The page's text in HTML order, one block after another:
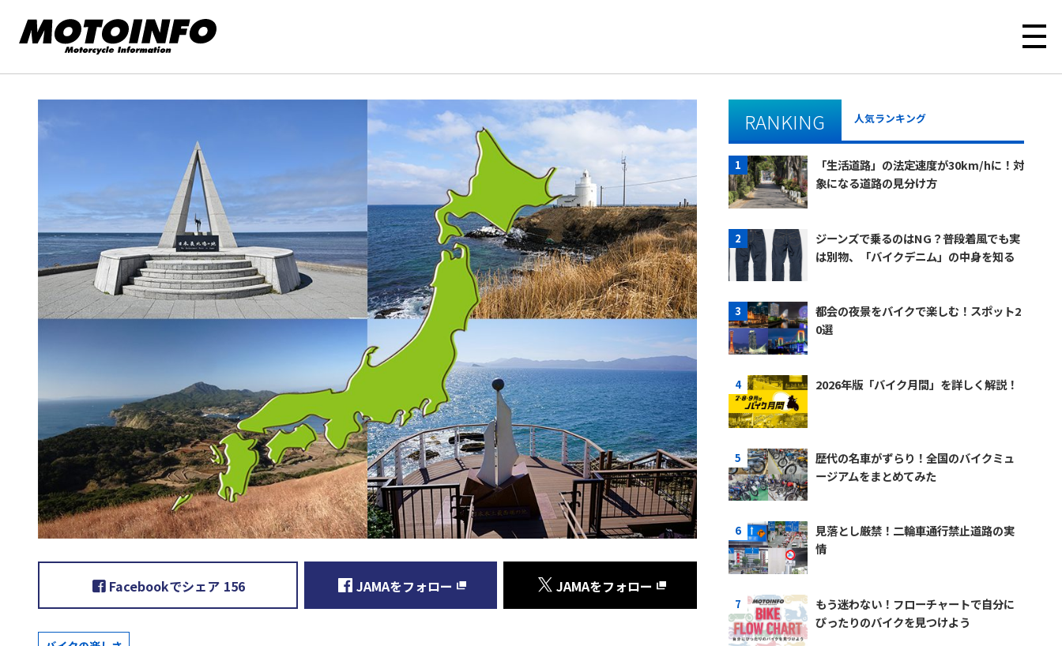
Facebookでシェア 156 JAMAをフォロー JAMAをフォロー
RANKING 人気ランキング
「生活道路」の法定速度が30km/hに！対
象になる道路の見分け方
ジーンズで乗るのはNG？普段着風でも実
は別物、「バイクデニム」の中身を知る
都会の夜景をバイクで楽しむ！スポット2
0選
2026年版「バイク月間」を詳しく解説！
歴代の名車がずらり！全国のバイクミュ
ージアムをまとめてみた
見落とし厳禁！二輪車通行禁止道路の実
情
もう迷わない！フローチャートで自分に
ぴったりのバイクを見つけよう